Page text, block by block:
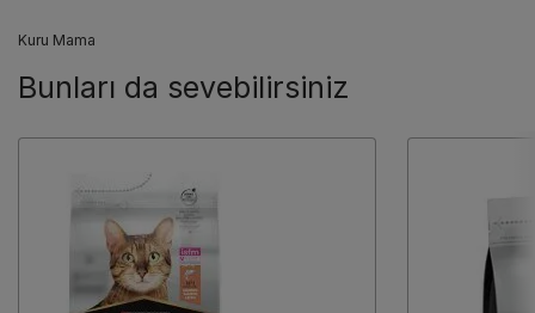
Kuru Mama
Bunları da sevebilirsiniz